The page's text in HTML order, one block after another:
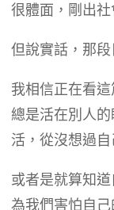
很體面，剛出社
但說實話，那
我相信正在看
總是活在別人
活，從沒想過
或者是就算知
為我們害怕自